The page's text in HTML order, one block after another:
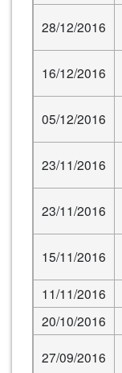
28/12/2016
16/12/2016
05/12/2016
23/11/2016
23/11/2016
15/11/2016
11/11/2016
20/10/2016
27/09/2016